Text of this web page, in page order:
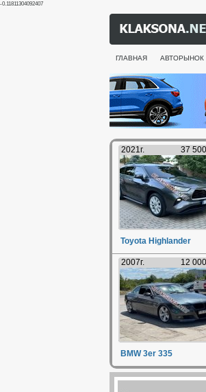
-0.11811304092407
ГЛАВНАЯ АВТОРЫНОК
2021г. 37
Toyota Highlander
2007г. 12
BMW 3er 335